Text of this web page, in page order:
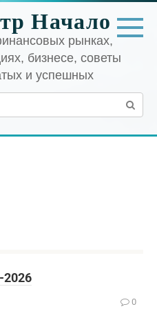
Начало
рынках,
бизнесе, советы
и успешных
2026
0